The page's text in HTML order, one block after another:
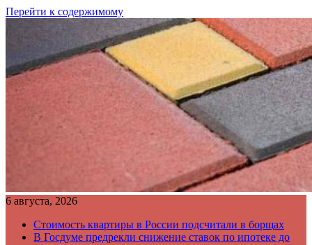
Перейти к содержимому
6 августа, 2026
Стоимость квартиры в России подсчитали в борщах
В Госдуме предрекли снижение ставок по ипотеке до